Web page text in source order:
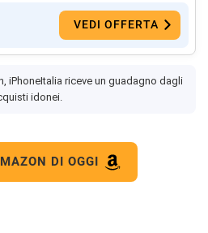
VEDI OFFERTA
iPhoneItalia riceve un guadagno dagli
idonei.
DI OGGI